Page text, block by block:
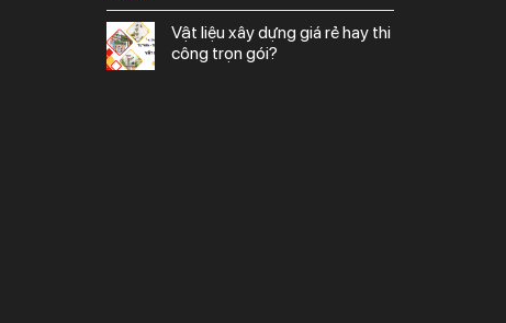
vật liệu xây dựng giá rẻ hay thi
công trọn gói?